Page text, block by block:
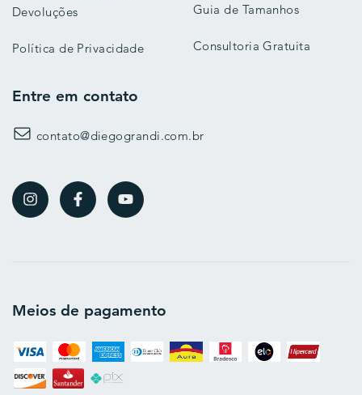
Devoluções
Política de Privacidade
Guia de Tamanhos
Consultoria Gratuita
Entre em contato
contato@diegograndi.com.br
Meios de pagamento